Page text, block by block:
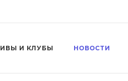
И КЛУБЫ НОВОСТИ